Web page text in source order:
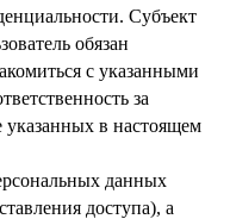
Субъект
обязан
с указанными
за
указанных в настоящем
данных
доступа), а